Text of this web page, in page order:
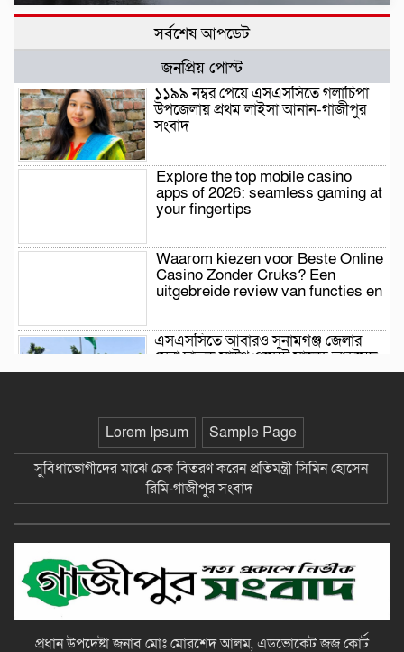
সর্বশেষ আপডেট
জনপ্রিয় পোস্ট
১১৯৯ নম্বর পেয়ে এসএসসিতে গলাচিপা
উপজেলায় প্রথম লাইসা আনান-গাজীপুর
সংবাদ
Explore the top mobile casino
apps of 2026: seamless gaming at
your fingertips
Waarom kiezen voor Beste Online
Casino Zonder Cruks? Een
uitgebreide review van functies en
এসএসসিতে আবারও সুনামগঞ্জ জেলার
সেরা ছাতক সাউথ ওয়েস্ট সালেহ আহমেদ
স্কুল অ্যান্ড কলেজের সাফল্যের ধারা
মোড়লগঞ্জে শিক্ষিকার বিরুদ্ধে চেক
জালিয়াতি মামলায় গ্রেফতারি পরোয়না
জারি-গাজীপুর সংবাদ
Canada’s best betting sites
mobile app review: seamless
gaming experience on your device
Lorem Ipsum
Sample Page
সুবিধাভোগীদের মাঝে চেক বিতরণ করেন প্রতিমন্ত্রী সিমিন হোসেন
রিমি-গাজীপুর সংবাদ
প্রধান উপদেষ্টা জনাব মোঃ মোরশেদ আলম, এডভোকেট জজ কোর্ট